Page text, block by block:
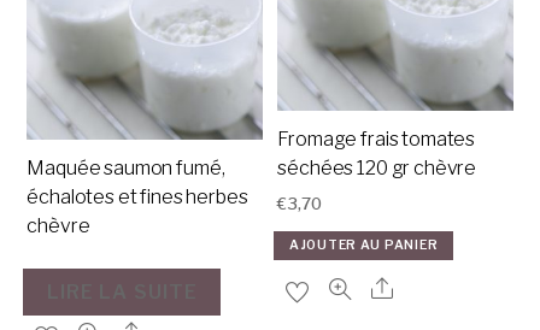
Fromage frais tomates
séchées 120 gr chèvre
€3,70
AJOUTER AU PANIER
Maquée saumon fumé,
échalotes et fines herbes
chèvre